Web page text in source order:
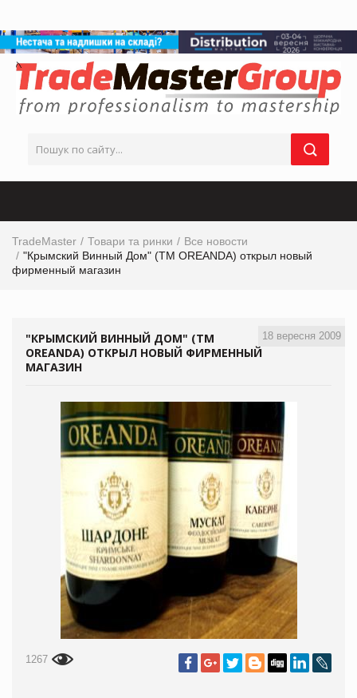
TradeMaster Товари та ринки
Все новости
"Крымский Винный Дом" (ТМ OREANDA) открыл новый
фирменный магазин
18 вересня 2009
"КРЫМСКИЙ ВИННЫЙ ДОМ" (ТМ
OREANDA) ОТКРЫЛ НОВЫЙ ФИРМЕННЫЙ
МАГАЗИН
1267